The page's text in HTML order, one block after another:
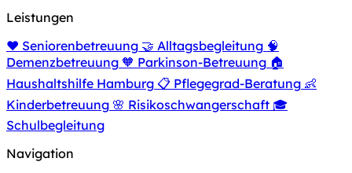
Leistungen
❤️ Seniorenbetreuung 🤝 Alltagsbegleitung 🧠
Demenzbetreuung 🧡 Parkinson-Betreuung 🏠
Haushaltshilfe Hamburg 📋 Pflegegrad-Beratung 👶
Kinderbetreuung 🌸 Risikoschwangerschaft 🎓
Schulbegleitung
Navigation